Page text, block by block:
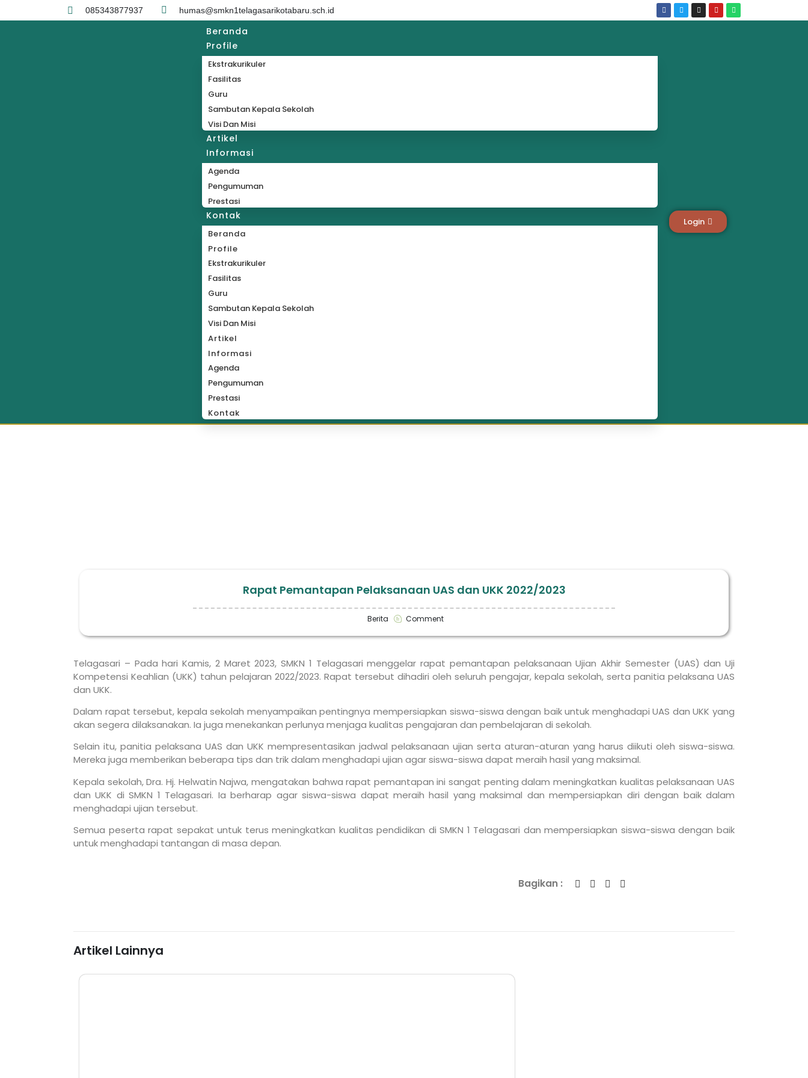
085343877937 humas@smkn1telagasarikotabaru.sch.id
Beranda
Profile
Ekstrakurikuler
Fasilitas
Guru
Sambutan Kepala Sekolah
Visi Dan Misi
Artikel
Informasi
Agenda
Pengumuman
Prestasi
Kontak
Beranda
Profile
Ekstrakurikuler
Fasilitas
Guru
Sambutan Kepala Sekolah
Visi Dan Misi
Artikel
Informasi
Agenda
Pengumuman
Prestasi
Kontak
Login
Rapat Pemantapan Pelaksanaan UAS dan UKK 2022/2023
Berita Comment
Telagasari – Pada hari Kamis, 2 Maret 2023, SMKN 1 Telagasari menggelar rapat pemantapan pelaksanaan Ujian Akhir Semester (UAS) dan Uji
Kompetensi Keahlian (UKK) tahun pelajaran 2022/2023. Rapat tersebut dihadiri oleh seluruh pengajar, kepala sekolah, serta panitia pelaksana UAS
dan UKK.
Dalam rapat tersebut, kepala sekolah menyampaikan pentingnya mempersiapkan siswa-siswa dengan baik untuk menghadapi UAS dan UKK yang
akan segera dilaksanakan. Ia juga menekankan perlunya menjaga kualitas pengajaran dan pembelajaran di sekolah.
Selain itu, panitia pelaksana UAS dan UKK mempresentasikan jadwal pelaksanaan ujian serta aturan-aturan yang harus diikuti oleh siswa-siswa.
Mereka juga memberikan beberapa tips dan trik dalam menghadapi ujian agar siswa-siswa dapat meraih hasil yang maksimal.
Kepala sekolah, Dra. Hj. Helwatin Najwa, mengatakan bahwa rapat pemantapan ini sangat penting dalam meningkatkan kualitas pelaksanaan UAS
dan UKK di SMKN 1 Telagasari. Ia berharap agar siswa-siswa dapat meraih hasil yang maksimal dan mempersiapkan diri dengan baik dalam
menghadapi ujian tersebut.
Semua peserta rapat sepakat untuk terus meningkatkan kualitas pendidikan di SMKN 1 Telagasari dan mempersiapkan siswa-siswa dengan baik
untuk menghadapi tantangan di masa depan.
Bagikan :
Artikel Lainnya